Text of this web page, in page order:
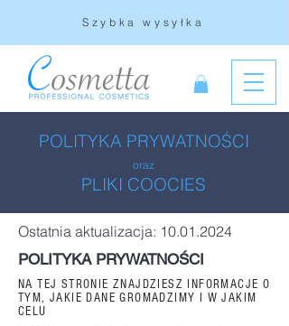
Szybka wysyłka
POLITYKA PRYWATNOŚCI
oraz
PLIKI COOCIES
Ostatnia aktualizacja: 10.01.2024
POLITYKA PRYWATNOŚCI
NA TEJ STRONIE ZNAJDZIESZ INFORMACJE O
TYM, JAKIE DANE GROMADZIMY I W JAKIM
CELU